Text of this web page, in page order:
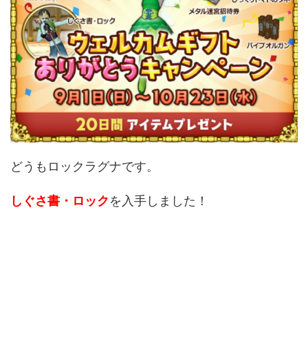
どうもロックラグナです。
しぐさ書・ロックを入手しました！